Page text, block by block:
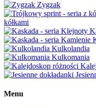
Zygzak
kółkami
Kulkolandia
Kulkomania
Menu